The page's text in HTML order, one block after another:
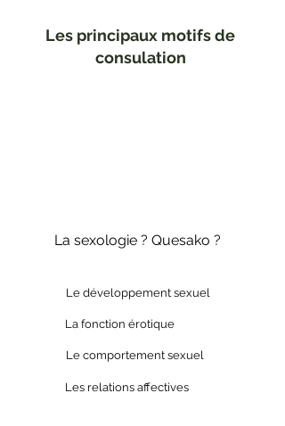
Les principaux motifs de
consulation
La sexologie ? Quesako ?
Le développement sexuel
La fonction érotique
Le comportement sexuel
Les relations affectives